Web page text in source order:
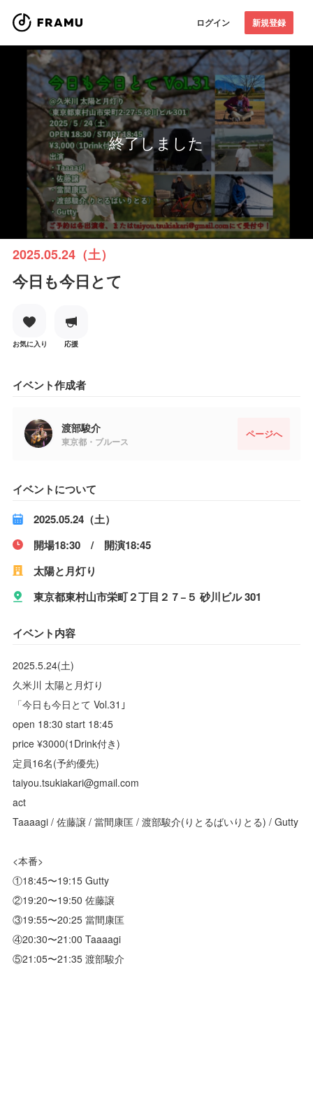
ログイン 新規登録
終了しました
2025.05.24（土）
今日も今日とて
お気に入り 応援
イベント作成者
渡部駿介
東京都・ブルース
ページへ
イベントについて
2025.05.24（土）
開場18:30 / 開演18:45
太陽と月灯り
東京都東村山市栄町２丁目２７−５ 砂川ビル 301
イベント内容
2025.5.24(土)
久米川 太陽と月灯り
「今日も今日とて Vol.31｣
open 18:30 start 18:45
price ¥3000(1Drink付き)
定員16名(予約優先)
taiyou.tsukiakari@gmail.com
act
Taaaagi / 佐藤譲 / 當間康匡 / 渡部駿介(りとるばいりとる) / Gutty
<本番>
①18:45〜19:15 Gutty
②19:20〜19:50 佐藤譲
③19:55〜20:25 當間康匡
④20:30〜21:00 Taaaagi
⑤21:05〜21:35 渡部駿介